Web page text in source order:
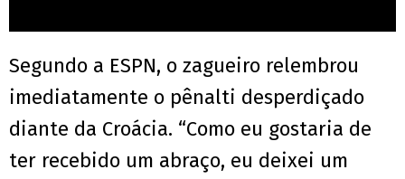
Segundo a ESPN, o zagueiro relembrou
imediatamente o pênalti desperdiçado
diante da Croácia. “Como eu gostaria de
ter recebido um abraço, eu deixei um